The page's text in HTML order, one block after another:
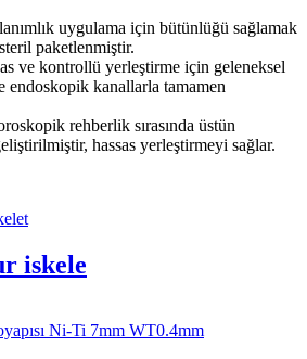
uygulama için bütünlüğü sağlamak
paketlenmiştir.
ve kontrollü yerleştirme için geleneksel
endoskopik kanallarla tamamen
rehberlik sırasında üstün
hassas yerleştirmeyi sağlar.
iskele